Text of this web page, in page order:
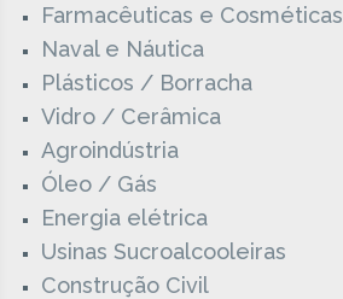
Farmacêuticas e Cosméticas
Naval e Náutica
Plásticos / Borracha
Vidro / Cerâmica
Agroindústria
Óleo / Gás
Energia elétrica
Usinas Sucroalcooleiras
Construção Civil